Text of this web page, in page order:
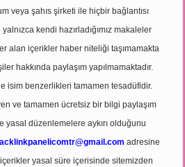
veya şahıs şirketi ile hiçbir bağlantısı
kendi hazırladığımız makaleler
alan içerikler haber niteliği taşımamakta
hakkında paylaşım yapılmamaktadır.
isim benzerlikleri tamamen tesadüfidir.
ve tamamen ücretsiz bir bilgi paylaşım
yasal düzenlemelere aykırı olduğunu
adresine
yasal süre içerisinde sitemizden